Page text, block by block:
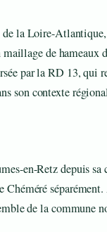
de la Loire-
de hameaux
par la RD 13, qui
son contexte
en-Retz depuis
Chéméré
de la commune